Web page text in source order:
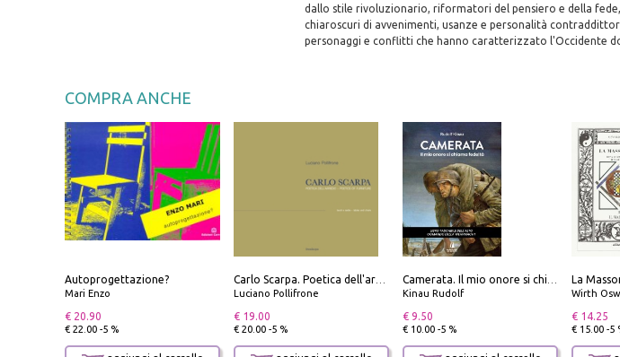
dallo stile rivoluzionario, riformatori del pensiero e della
chiaroscuri di avvenimenti, usanze e personalità
personaggi e conflitti che hanno caratterizzato l'Occidente
COMPRA ANCHE
Autoprogettazione?
Mari Enzo
€ 20.90
€ 22.00 -5 %
Luciano Pollifrone
€ 19.00
€ 20.00 -5 %
Kinau Rudolf
€ 9.50
€ 10.00 -5 %
Wirth
€ 14.25
€ 15.00 -5